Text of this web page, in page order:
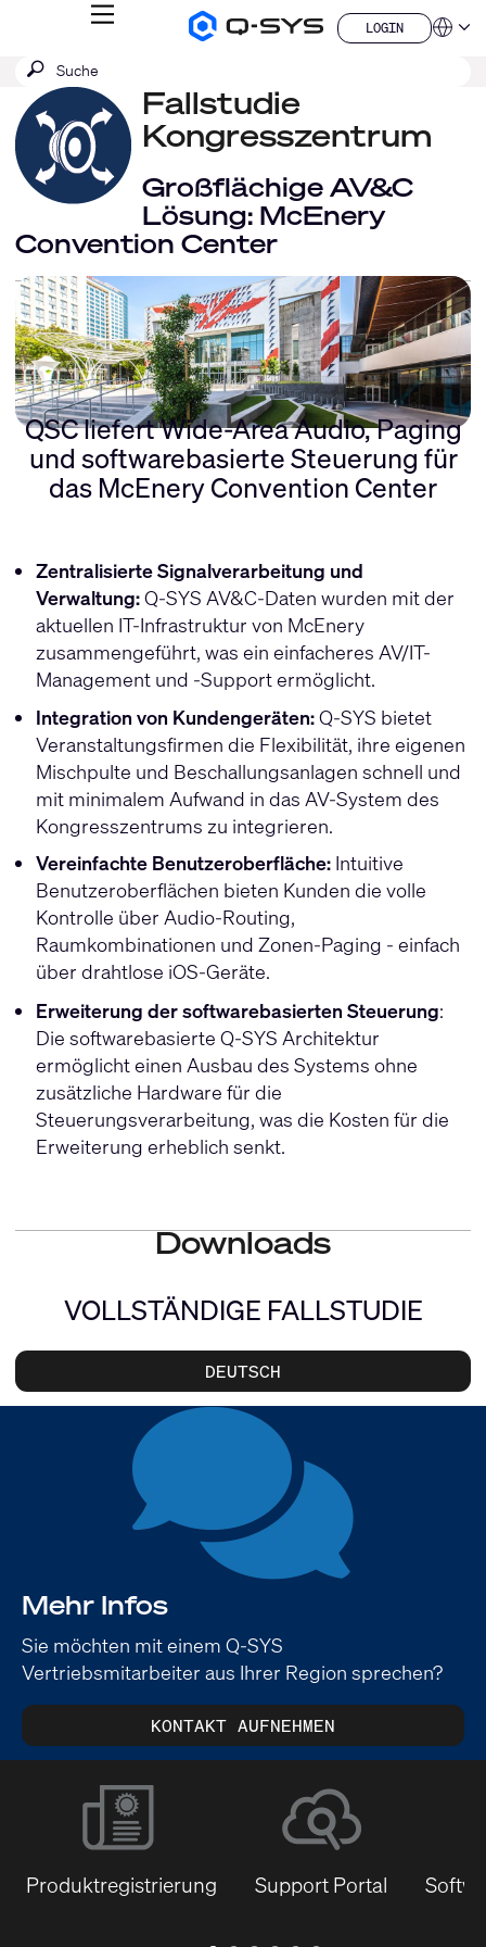
Q-
Homepage
MENÜ
LOGIN
LOGIN
QSYS.com (English)
India (English)
Deutsch
Español
Français
日本語
China (中文)
Suche
absenden
SUCHE
Fallstudie
Kongresszentrum
Großflächige AV&C
Lösung: McEnery
Convention Center
QSC liefert Wide-Area Audio, Paging
und softwarebasierte Steuerung für
das McEnery Convention Center
Zentralisierte Signalverarbeitung und
Verwaltung:Q-SYS AV&C-Daten wurden mit der
aktuellen IT-Infrastruktur von McEnery
zusammengeführt, was ein einfacheres AV/IT-
Management und -Support ermöglicht.
Integration von Kundengeräten:Q-SYS bietet
Veranstaltungsfirmen die Flexibilität, ihre eigenen
Mischpulte und Beschallungsanlagen schnell und
mit minimalem Aufwand in das AV-System des
Kongresszentrums zu integrieren.
Vereinfachte Benutzeroberfläche:Intuitive
Benutzeroberflächen bieten Kunden die volle
Kontrolle über Audio-Routing,
Raumkombinationen und Zonen-Paging - einfach
über drahtlose iOS-Geräte.
Erweiterung der softwarebasierten Steuerung:
Die softwarebasierte Q-SYS Architektur
ermöglicht einen Ausbau des Systems ohne
zusätzliche Hardware für die
Steuerungsverarbeitung, was die Kosten für die
Erweiterung erheblich senkt.
Downloads
VOLLSTÄNDIGE FALLSTUDIE
DEUTSCH
Mehr Infos
Sie möchten mit einem Q-SYS
Vertriebsmitarbeiter aus Ihrer Region sprechen?
KONTAKT AUFNEHMEN
Produktregistrierung Support Portal